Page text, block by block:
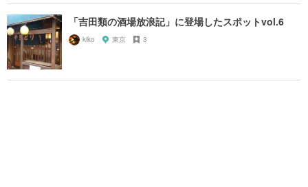
「吉田類の酒場放浪記」に登場したスポットvol.6
kiko 東京 3